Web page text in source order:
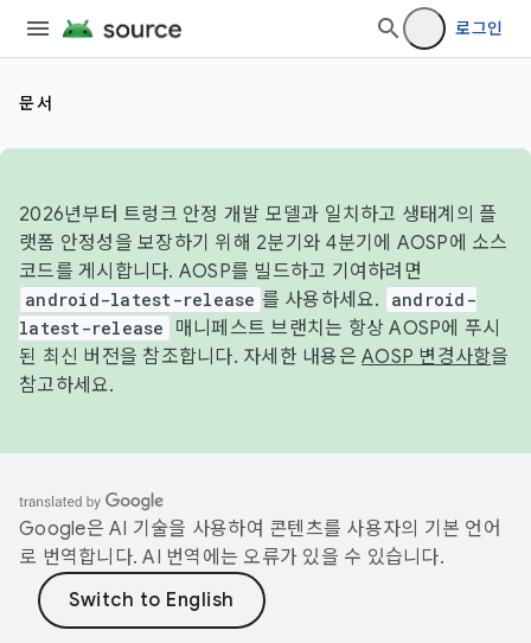
로그인
문서
2026년부터 트렁크 안정 개발 모델과 일치하고 생태계의 플
랫폼 안정성을 보장하기 위해 2분기와 4분기에 AOSP에 소스
코드를 게시합니다. AOSP를 빌드하고 기여하려면
android-latest-release 를 사용하세요.
android-
latest-release
매니페스트 브랜치는 항상 AOSP에 푸시
된 최신 버전을 참조합니다. 자세한 내용은 AOSP 변경사항을
참고하세요.
Google은 AI 기술을 사용하여 콘텐츠를 사용자의 기본 언어
로 번역합니다. AI 번역에는 오류가 있을 수 있습니다.